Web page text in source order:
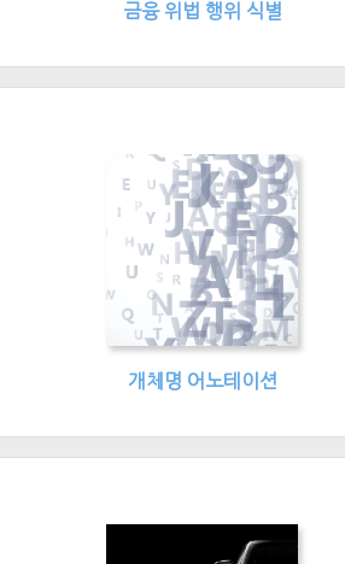
금융 위법 행위 식별
개체명 어노테이션